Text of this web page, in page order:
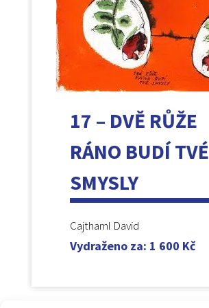
17 – DVĚ RŮŽE
RÁNO BUDÍ TVÉ
SMYSLY
Cajthaml David
Vydraženo za: 1 600 Kč